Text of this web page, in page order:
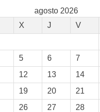
agosto 2026
X J V
5 6 7
12 13 14
19 20 21
26 27 28